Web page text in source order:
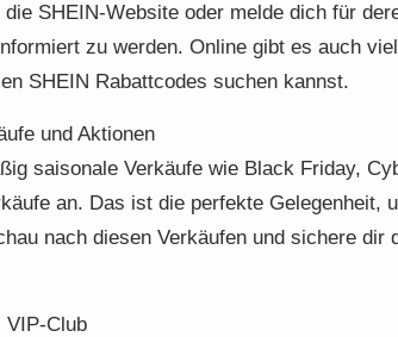
SHEIN-Website oder melde dich für
zu werden. Online gibt es auch
SHEIN Rabattcodes suchen kannst.
und Aktionen
saisonale Verkäufe wie Black Friday,
an. Das ist die perfekte Gelegenheit,
nach diesen Verkäufen und sichere dir
VIP-Club